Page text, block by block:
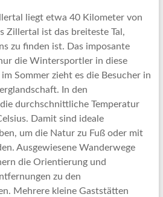
liegt etwa 40 Kilometer von
Zillertal ist das breiteste Tal,
zu finden ist. Das imposante
die Wintersportler in diese
Sommer zieht es die Besucher in
In den
durchschnittliche Temperatur
Damit sind ideale
um die Natur zu Fuß oder mit
Ausgewiesene Wanderwege
die Orientierung und
zu den
Mehrere kleine Gaststätten